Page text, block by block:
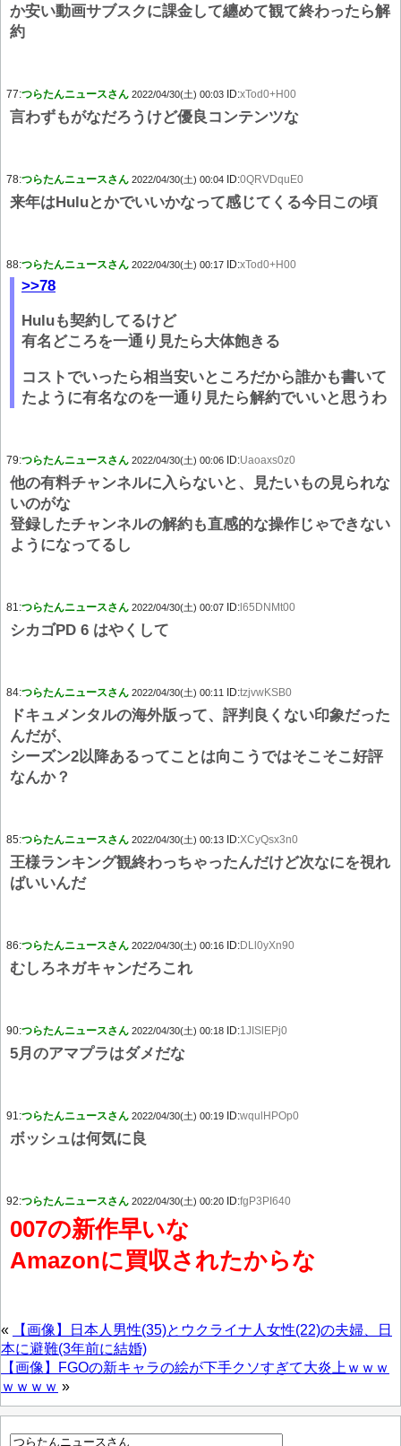
か安い動画サブスクに課金して纏めて観て終わったら解
約
77:つらたんニュースさん 2022/04/30(土) 00:03 ID:xTod0+H00
言わずもがなだろうけど優良コンテンツな
78:つらたんニュースさん 2022/04/30(土) 00:04 ID:0QRVDquE0
来年はHuluとかでいいかなって感じてくる今日この頃
88:つらたんニュースさん 2022/04/30(土) 00:17 ID:xTod0+H00
>>78
Huluも契約してるけど
有名どころを一通り見たら大体飽きる
コストでいったら相当安いところだから誰かも書いて
たように有名なのを一通り見たら解約でいいと思うわ
79:つらたんニュースさん 2022/04/30(土) 00:06 ID:Uaoaxs0z0
他の有料チャンネルに入らないと、見たいもの見られな
いのがな
登録したチャンネルの解約も直感的な操作じゃできない
ようになってるし
81:つらたんニュースさん 2022/04/30(土) 00:07 ID: l65DNMt00
シカゴPD 6 はやくして
84:つらたんニュースさん 2022/04/30(土) 00:11 ID:tzjvwKSB0
ドキュメンタルの海外版って、評判良くない印象だった
んだが、
シーズン2以降あるってことは向こうではそこそこ好評
なんか？
85:つらたんニュースさん 2022/04/30(土) 00:13 ID:XCyQsx3n0
王様ランキング観終わっちゃったんだけど次なにを視れ
ばいいんだ
86:つらたんニュースさん 2022/04/30(土) 00:16 ID:DLl0yXn90
むしろネガキャンだろこれ
90:つらたんニュースさん 2022/04/30(土) 00:18 ID:1JISlEPj0
5月のアマプラはダメだな
91:つらたんニュースさん 2022/04/30(土) 00:19 ID:wqulHPOp0
ボッシュは何気に良
92:つらたんニュースさん 2022/04/30(土) 00:20 ID:fgP3PI640
007の新作早いな
Amazonに買収されたからな
«
【画像】日本人男性(35)とウクライナ人女性(22)の夫婦、日
本に避難(3年前に結婚)
【画像】FGOの新キャラの絵が下手クソすぎて大炎上ｗｗｗ
ｗｗｗｗ »